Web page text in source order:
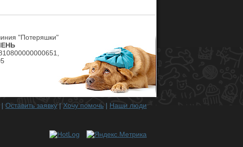
"Потеряшки"
| Оставить заявку | Хочу помочь | Наши люди